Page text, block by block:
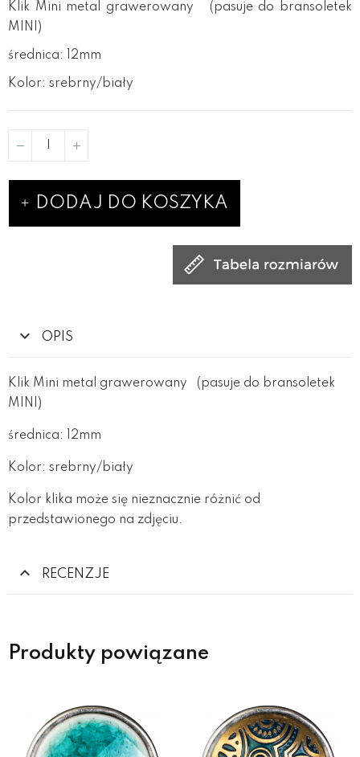
Klik Mini metal grawerowany (pasuje do bransoletek
MINI)
średnica: 12mm
Kolor: srebrny/biały
DODAJ DO KOSZYKA
OPIS
Klik Mini metal grawerowany (pasuje do bransoletek
MINI)
średnica: 12mm
Kolor: srebrny/biały
Kolor klika może się nieznacznie różnić od
przedstawionego na zdjęciu.
RECENZJE
Produkty powiązane